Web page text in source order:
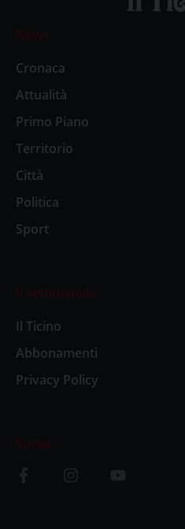
News
Cronaca
Attualità
Primo Piano
Territorio
Città
Politica
Sport
Il settimanale
Il Ticino
Abbonamenti
Privacy Policy
Social